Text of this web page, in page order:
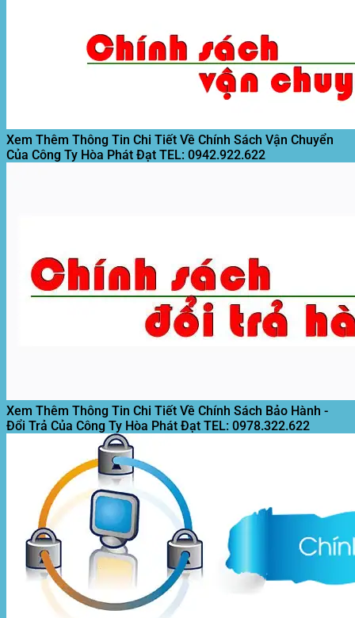
Xem Thêm Thông Tin Chi Tiết Về Chính Sách Vận Chuyển
Của Công Ty Hòa Phát Đạt TEL: 0942.922.622
Xem Thêm Thông Tin Chi Tiết Về Chính Sách Bảo Hành -
Đổi Trả Của Công Ty Hòa Phát Đạt TEL: 0978.322.622